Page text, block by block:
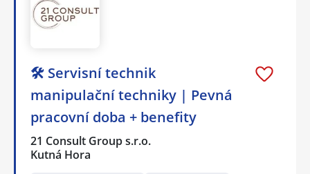
🛠️ Servisní technik
manipulační techniky | Pevná
pracovní doba + benefity
21 Consult Group s.r.o.
Kutná Hora